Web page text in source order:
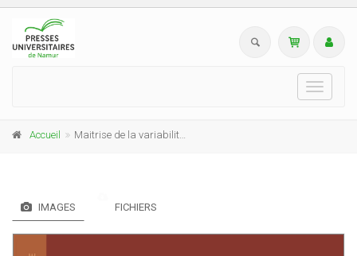
Toggle
Accueil Maitrise de la variabilité et gestion des risques d'erreur (3e édition)
IMAGES FICHIERS